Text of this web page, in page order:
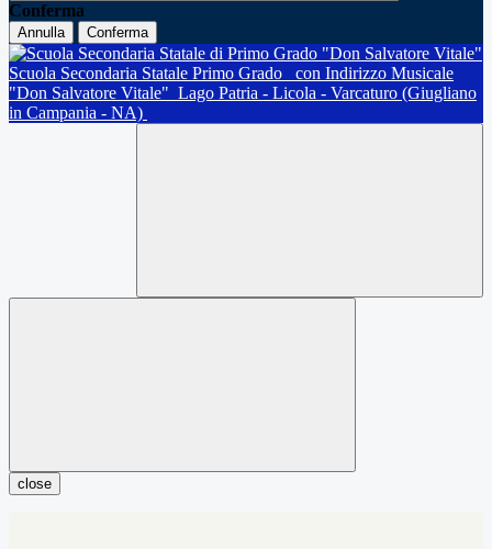
Conferma
Annulla Conferma
Scuola Secondaria Statale Primo Grado
con Indirizzo Musicale
"Don Salvatore Vitale" Lago Patria - Licola - Varcaturo (Giugliano
in Campania - NA)
close